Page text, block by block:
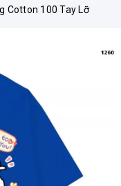
Cotton 100 Tay Lỡ